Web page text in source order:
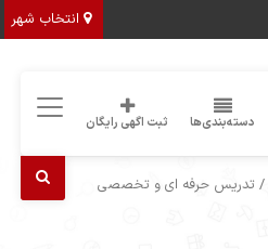
انتخاب شهر
دسته‌بندی‌ها ثبت اگهی رایگان
/ تدریس حرفه ای و تخصصی